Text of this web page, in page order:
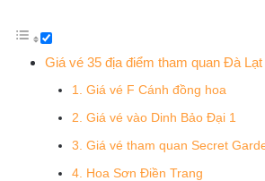
Giá vé 35 địa điểm tham quan Đà
1. Giá vé F Cánh đồng hoa
2. Giá vé vào Dinh Bảo Đại 1
3. Giá vé tham quan Secret
4. Hoa Sơn Điền Trang